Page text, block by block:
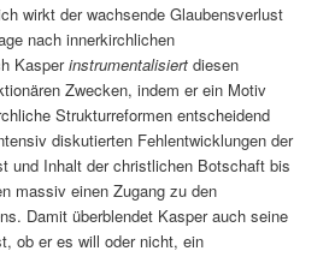
wirkt der wachsende Glaubensverlust
nach innerkirchlichen
Kasperinstrumentalisiert diesen
Zwecken, indem er ein Motiv
Strukturreformen entscheidend
diskutierten Fehlentwicklungen der
und Inhalt der christlichen Botschaft bis
massiv einen Zugang zu den
Damit überblendet Kasper auch seine
ob er es will oder nicht, ein